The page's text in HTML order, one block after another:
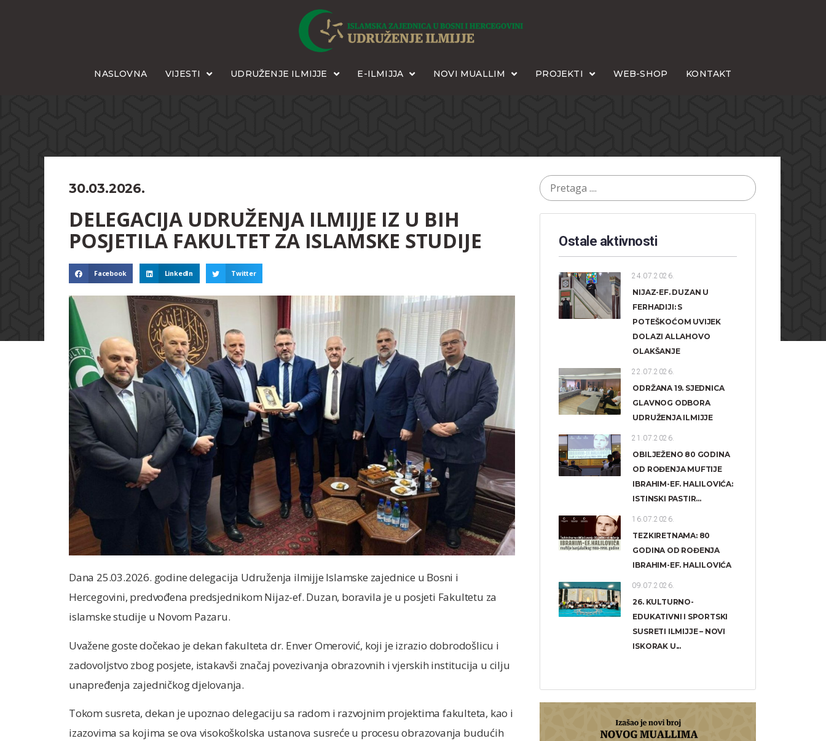
NASLOVNA VIJESTI UDRUŽENJE ILMIJJE E-ILMIJJA NOVI MUALLIM PROJEKTI WEB-SHOP KONTAKT
30.03.2026.
DELEGACIJA UDRUŽENJA ILMIJJE IZ U BIH
POSJETILA FAKULTET ZA ISLAMSKE STUDIJE
Facebook LinkedIn Twitter
Dana 25.03.2026. godine delegacija Udruženja ilmijje Islamske zajednice u Bosni i
Hercegovini, predvođena predsjednikom Nijaz-ef. Duzan, boravila je u posjeti Fakultetu za
islamske studije u Novom Pazaru.
Uvažene goste dočekao je dekan fakulteta dr. Enver Omerović, koji je izrazio dobrodošlicu i
zadovoljstvo zbog posjete, istakavši značaj povezivanja obrazovnih i vjerskih institucija u cilju
unapređenja zajedničkog djelovanja.
Tokom susreta, dekan je upoznao delegaciju sa radom i razvojnim projektima fakulteta, kao i
izazovima sa kojima se ova visokoškolska ustanova susreće u procesu obrazovanja budućih
Ostale aktivnosti
24.07.2026.
NIJAZ-EF. DUZAN U
FERHADIJI: S
POTEŠKOĆOM UVIJEK
DOLAZI ALLAHOVO
OLAKŠANJE
22.07.2026.
ODRŽANA 19. SJEDNICA
GLAVNOG ODBORA
UDRUŽENJA ILMIJJE
21.07.2026.
OBILJEŽENO 80 GODINA
OD ROĐENJA MUFTIJE
IBRAHIM-EF. HALILOVIĆA:
ISTINSKI PASTIR...
16.07.2026.
TEZKIRETNAMA: 80
GODINA OD ROĐENJA
IBRAHIM-EF. HALILOVIĆA
09.07.2026.
26. KULTURNO-
EDUKATIVNI I SPORTSKI
SUSRETI ILMIJJE – NOVI
ISKORAK U...